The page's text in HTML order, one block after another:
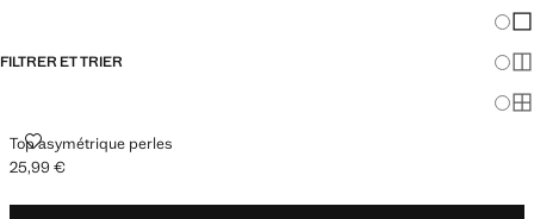
FILTRER ET TRIER
Top asymétrique perles
TOP ASYMÉTRIQUE PERLES
Prix actuel [25,99 € ]
25,99 €